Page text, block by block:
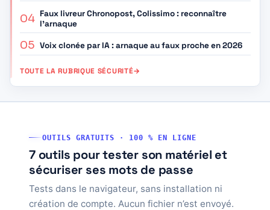
04 Faux livreur Chronopost, Colissimo : reconnaître
l’arnaque
05 Voix clonée par IA : arnaque au faux proche en 2026
TOUTE LA RUBRIQUE SÉCURITÉ→
OUTILS GRATUITS · 100 % EN LIGNE
7 outils pour tester son matériel et
sécuriser ses mots de passe
Tests dans le navigateur, sans installation ni
création de compte. Aucun fichier n’est envoyé.